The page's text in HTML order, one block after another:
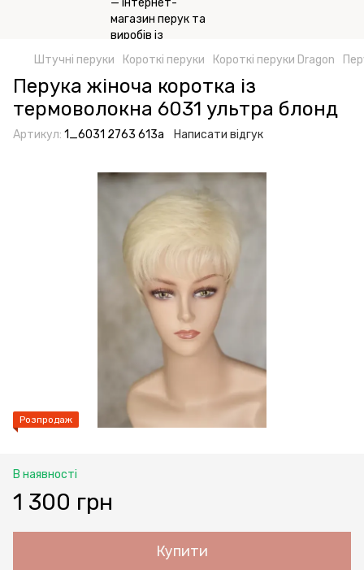
Штучні перуки Короткі перуки Короткі перуки Dragon
Перука жіноча коротка із
термоволокна 6031 ультра блонд
Артикул: 1_6031 2763 613а Написати відгук
Розпродаж
В наявності
1 300 грн
Купити